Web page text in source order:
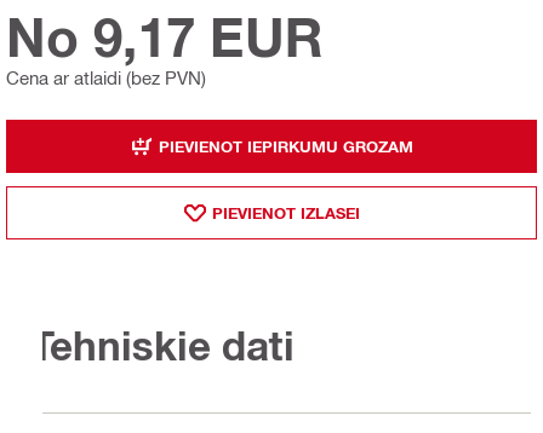
Cena ar atlaidi (bez PVN)
No 9,17 EUR
PIEVIENOT IEPIRKUMU GROZAM
PIEVIENOT IZLASEI
Tehniskie dati